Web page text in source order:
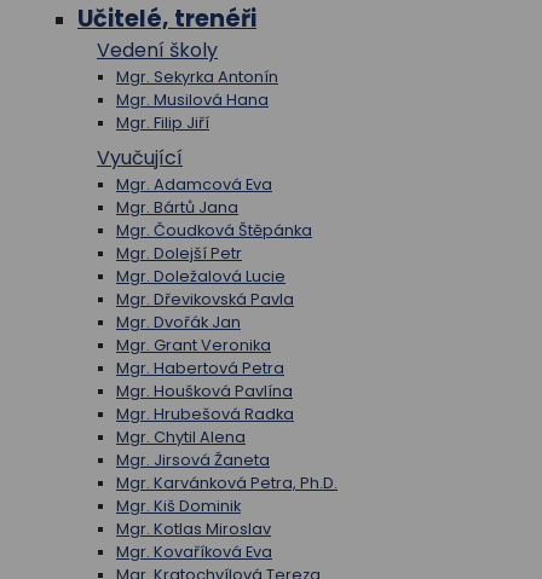
Učitelé, trenéři
Vedení školy
Mgr. Sekyrka Antonín
Mgr. Musilová Hana
Mgr. Filip Jiří
Vyučující
Mgr. Adamcová Eva
Mgr. Bártů Jana
Mgr. Čoudková Štěpánka
Mgr. Dolejší Petr
Mgr. Doležalová Lucie
Mgr. Dřevikovská Pavla
Mgr. Dvořák Jan
Mgr. Grant Veronika
Mgr. Habertová Petra
Mgr. Houšková Pavlína
Mgr. Hrubešová Radka
Mgr. Chytil Alena
Mgr. Jirsová Žaneta
Mgr. Karvánková Petra, Ph.D.
Mgr. Kiš Dominik
Mgr. Kotlas Miroslav
Mgr. Kovaříková Eva
Mgr. Kratochvílová Tereza